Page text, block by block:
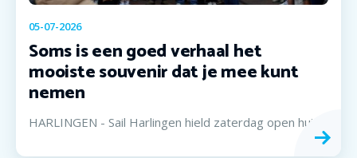
05-07-2026
Soms is een goed verhaal het
mooiste souvenir dat je mee kunt
nemen
HARLINGEN - Sail Harlingen hield zaterdag open huis.